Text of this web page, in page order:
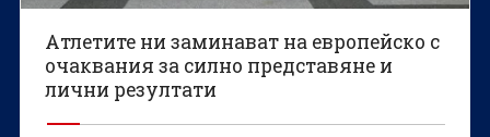
Атлетите ни заминават на европейско с
очаквания за силно представяне и
лични резултати